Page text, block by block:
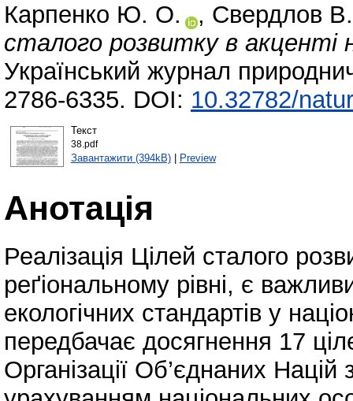
Карпенко Ю. О. , Свердлов
сталого розвитку в акценті
Український журнал
2786-6335. DOI: 10.32782/
Текст
38.pdf
Завантажити (394kB)| Preview
Анотація
Реалізація Цілей сталого
реґіональному рівні, є
екологічних стандартів у
передбачає досягнення 17
Організації Об’єднаних Націй